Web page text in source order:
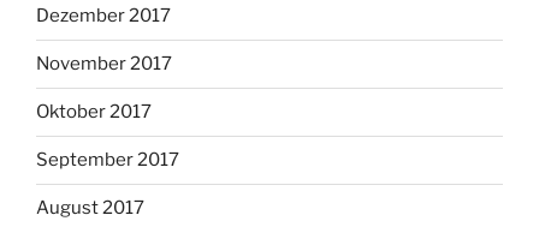
Dezember 2017
November 2017
Oktober 2017
September 2017
August 2017